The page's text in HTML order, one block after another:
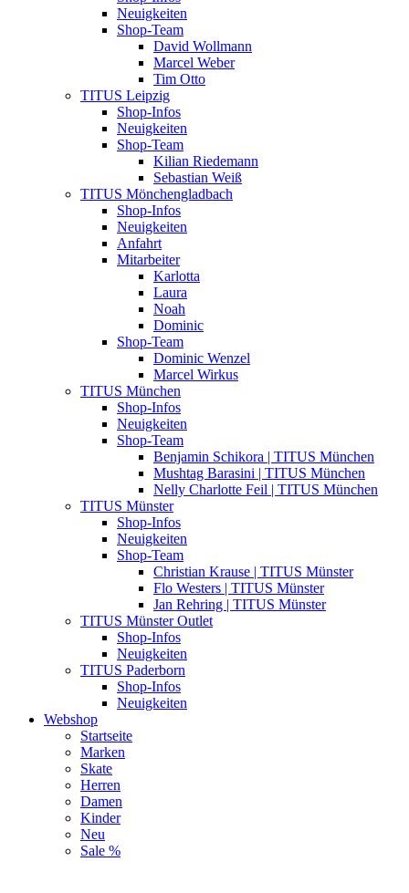
Neuigkeiten
Shop-Team
David Wollmann
Marcel Weber
Tim Otto
TITUS Leipzig
Shop-Infos
Neuigkeiten
Shop-Team
Kilian Riedemann
Sebastian Weiß
TITUS Mönchengladbach
Shop-Infos
Neuigkeiten
Anfahrt
Mitarbeiter
Karlotta
Laura
Noah
Dominic
Shop-Team
Dominic Wenzel
Marcel Wirkus
TITUS München
Shop-Infos
Neuigkeiten
Shop-Team
Benjamin Schikora | TITUS München
Mushtag Barasini | TITUS München
Nelly Charlotte Feil | TITUS München
TITUS Münster
Shop-Infos
Neuigkeiten
Shop-Team
Christian Krause | TITUS Münster
Flo Westers | TITUS Münster
Jan Rehring | TITUS Münster
TITUS Münster Outlet
Shop-Infos
Neuigkeiten
TITUS Paderborn
Shop-Infos
Neuigkeiten
Webshop
Startseite
Marken
Skate
Herren
Damen
Kinder
Neu
Sale %